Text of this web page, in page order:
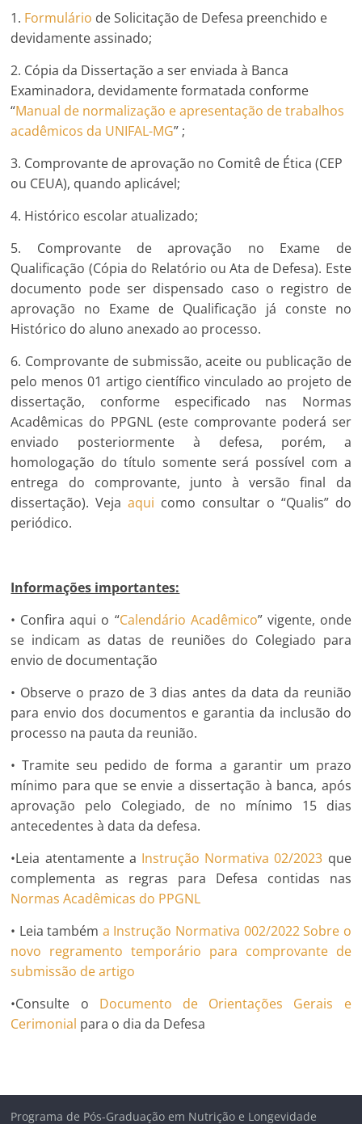
1. Formulário de Solicitação de Defesa preenchido e
devidamente assinado;
2. Cópia da Dissertação a ser enviada à Banca
Examinadora, devidamente formatada conforme
“Manual de normalização e apresentação de trabalhos
acadêmicos da UNIFAL-MG” ;
3. Comprovante de aprovação no Comitê de Ética (CEP
ou CEUA), quando aplicável;
4. Histórico escolar atualizado;
5. Comprovante de aprovação no Exame de
Qualificação (Cópia do Relatório ou Ata de Defesa). Este
documento pode ser dispensado caso o registro de
aprovação no Exame de Qualificação já conste no
Histórico do aluno anexado ao processo.
6. Comprovante de submissão, aceite ou publicação de
pelo menos 01 artigo científico vinculado ao projeto de
dissertação, conforme especificado nas Normas
Acadêmicas do PPGNL (este comprovante poderá ser
enviado posteriormente à defesa, porém, a
homologação do título somente será possível com a
entrega do comprovante, junto à versão final da
dissertação). Vejaaqui como consultar o “Qualis” do
periódico.
Informações importantes:
• Confira aqui o “Calendário Acadêmico” vigente, onde
se indicam as datas de reuniões do Colegiado para
envio de documentação
• Observe o prazo de 3 dias antes da data da reunião
para envio dos documentos e garantia da inclusão do
processo na pauta da reunião.
• Tramite seu pedido de forma a garantir um prazo
mínimo para que se envie a dissertação à banca, após
aprovação pelo Colegiado, de no mínimo 15 dias
antecedentes à data da defesa.
•Leia atentamente a Instrução Normativa 02/2023 que
complementa as regras para Defesa contidas nas
Normas Acadêmicas do PPGNL
• Leia também a Instrução Normativa 002/2022 Sobre o
novo regramento temporário para comprovante de
submissão de artigo
•Consulte o Documento de Orientações Gerais e
Cerimonial para o dia da Defesa
Programa de Pós-Graduação em Nutrição e Longevidade